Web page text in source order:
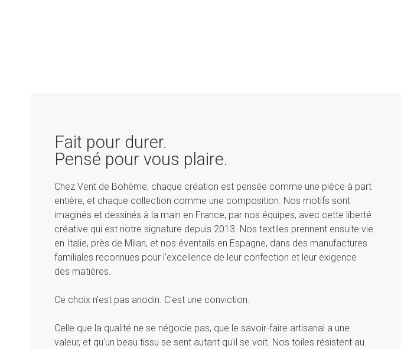
Fait pour durer.
Pensé pour vous plaire.
Chez Vent de Bohème, chaque création est pensée comme une pièce à part
entière, et chaque collection comme une composition. Nos motifs sont
imaginés et dessinés à la main en France, par nos équipes, avec cette liberté
créative qui est notre signature depuis 2013. Nos textiles prennent ensuite vie
en Italie, près de Milan, et nos éventails en Espagne, dans des manufactures
familiales reconnues pour l'excellence de leur confection et leur exigence
des matières.
Ce choix n'est pas anodin. C'est une conviction.
Celle que la qualité ne se négocie pas, que le savoir-faire artisanal a une
valeur, et qu'un beau tissu se sent autant qu'il se voit. Nos toiles résistent au